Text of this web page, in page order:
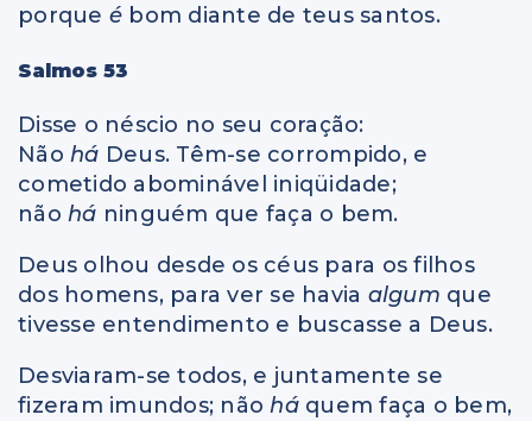
porque é bom diante de teus santos.
Salmos 53
Disse o néscio no seu coração:
Não há Deus. Têm-se corrompido, e
cometido abominável iniqüidade;
não há ninguém que faça o bem.
Deus olhou desde os céus para os filhos
dos homens, para ver se havia algum que
tivesse entendimento e buscasse a Deus.
Desviaram-se todos, e juntamente se
fizeram imundos; nãohá quem faça o bem,